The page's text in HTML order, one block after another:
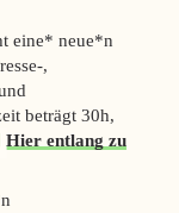
eine* neue*n
,
beträgt 30h,
Hier entlang zu